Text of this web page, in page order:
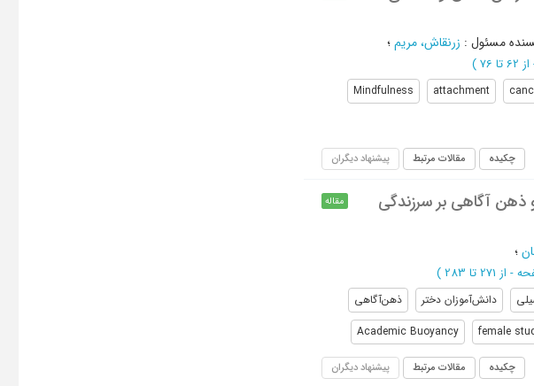
مسئول : زرنقاش، مریم؛
از 62 تا 76 )
attachment
Mindfulness
چکیده مقالات مرتبط پیشنهاد دیگران
ذهن آگاهی بر سرزندگی
مقاله
؛
از 271 تا 283 )
دانش‌آموزان دختر
ذهن‌آگاهی
female
Academic Buoyancy
چکیده مقالات مرتبط پیشنهاد دیگران